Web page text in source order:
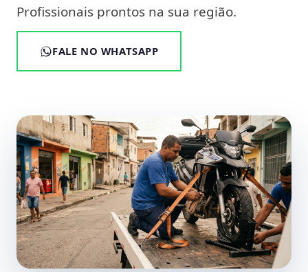
Profissionais prontos na sua região.
FALE NO WHATSAPP